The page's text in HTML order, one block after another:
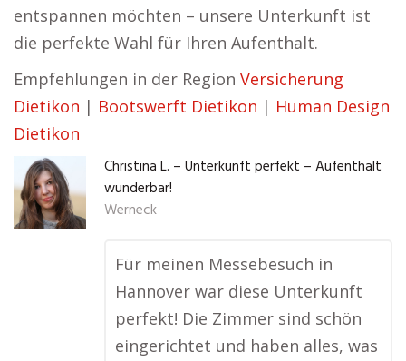
entspannen möchten – unsere Unterkunft ist
die perfekte Wahl für Ihren Aufenthalt.
Empfehlungen in der Region Versicherung
Dietikon | Bootswerft Dietikon | Human Design
Dietikon
Christina L. – Unterkunft perfekt – Aufenthalt
wunderbar!
Werneck
Für meinen Messebesuch in
Hannover war diese Unterkunft
perfekt! Die Zimmer sind schön
eingerichtet und haben alles, was